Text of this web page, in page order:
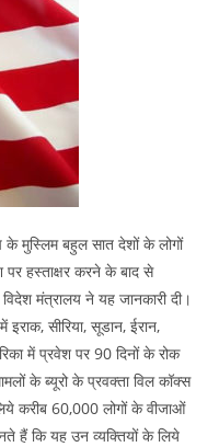
के मुस्लिम बहुल सात देशों के लोगों
हस्ताक्षर करने के बाद से
मंत्रालय ने यह जानकारी दी।
सीरिया, सूडान, ईरान,
में प्रवेश पर 90 दिनों के रोक
के ब्यूरो के प्रवक्ता विल कॉक्स
करीब 60,000 लोगों के वीजाओं
हैं कि यह उन व्यक्तियों के लिये